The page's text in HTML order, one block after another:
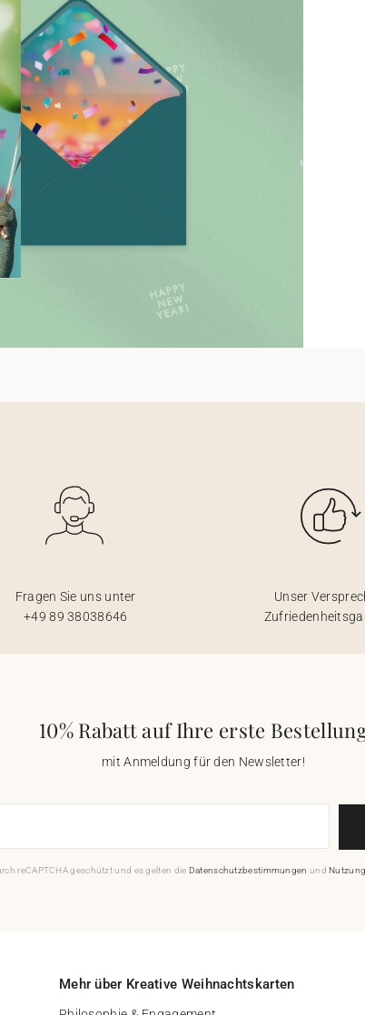
Fragen Sie uns unter
+49 89 38038646
Unser
10% Rabatt auf Ihre erste
mit Anmeldung für den Newsletter!
reCAPTCHA geschützt und es gelten die Datenschutzbestimmungen und
Mehr über Kreative Weihnachtskarten